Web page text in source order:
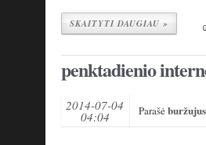
SKAITYTI DAUGIAU »
penktadienio
2014-07-04
04:04 Parašėburžujus